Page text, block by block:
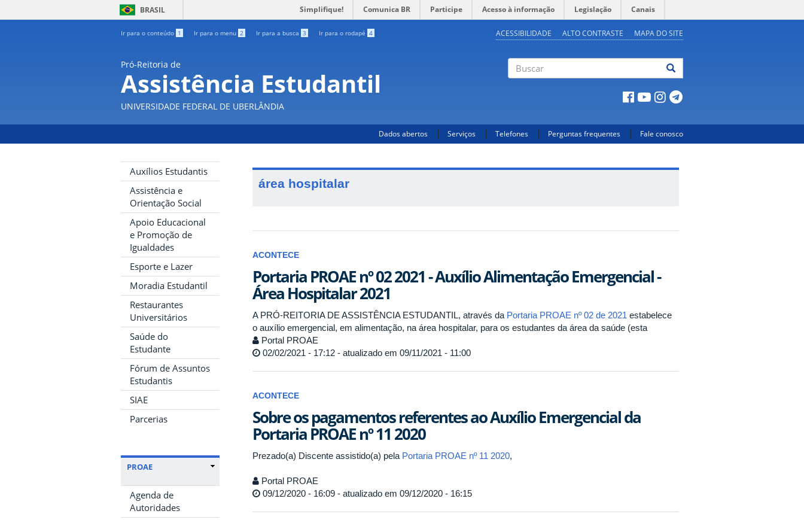
BRASIL Simplifique! Comunica BR Participe Acesso à informação Legislação Canais
Ir para o conteúdo 1 Ir para o menu 2 Ir para a busca 3 Ir para o rodapé 4 ACESSIBILIDADE ALTO CONTRASTE MAPA DO SITE
Pró-Reitoria de
Assistência Estudantil
UNIVERSIDADE FEDERAL DE UBERLÂNDIA
Dados abertos Serviços Telefones Perguntas frequentes Fale conosco
Auxílios Estudantis
Assistência e
Orientação Social
Apoio Educacional
e Promoção de
Igualdades
Esporte e Lazer
Moradia Estudantil
Restaurantes
Universitários
Saúde do
Estudante
Fórum de Assuntos
Estudantis
SIAE
Parcerias
PROAE
Agenda de
Autoridades
área hospitalar
ACONTECE
Portaria PROAE nº 02 2021 - Auxílio Alimentação Emergencial -
Área Hospitalar 2021
A PRÓ-REITORIA DE ASSISTÊNCIA ESTUDANTIL, através da Portaria PROAE nº 02 de 2021 estabelece
o auxílio emergencial, em alimentação, na área hospitalar, para os estudantes da área da saúde (esta
Portal PROAE
02/02/2021 - 17:12 - atualizado em 09/11/2021 - 11:00
ACONTECE
Sobre os pagamentos referentes ao Auxílio Emergencial da
Portaria PROAE nº 11 2020
Prezado(a) Discente assistido(a) pela Portaria PROAE nº 11 2020,
Portal PROAE
09/12/2020 - 16:09 - atualizado em 09/12/2020 - 16:15